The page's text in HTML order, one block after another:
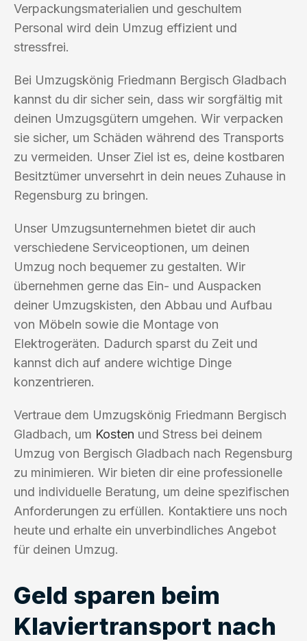
Verpackungsmaterialien und geschultem
Personal wird dein Umzug effizient und
stressfrei.
Bei Umzugskönig Friedmann Bergisch Gladbach
kannst du dir sicher sein, dass wir sorgfältig mit
deinen Umzugsgütern umgehen. Wir verpacken
sie sicher, um Schäden während des Transports
zu vermeiden. Unser Ziel ist es, deine kostbaren
Besitztümer unversehrt in dein neues Zuhause in
Regensburg zu bringen.
Unser Umzugsunternehmen bietet dir auch
verschiedene Serviceoptionen, um deinen
Umzug noch bequemer zu gestalten. Wir
übernehmen gerne das Ein- und Auspacken
deiner Umzugskisten, den Abbau und Aufbau
von Möbeln sowie die Montage von
Elektrogeräten. Dadurch sparst du Zeit und
kannst dich auf andere wichtige Dinge
konzentrieren.
Vertraue dem Umzugskönig Friedmann Bergisch
Gladbach, um Kosten und Stress bei deinem
Umzug von Bergisch Gladbach nach Regensburg
zu minimieren. Wir bieten dir eine professionelle
und individuelle Beratung, um deine spezifischen
Anforderungen zu erfüllen. Kontaktiere uns noch
heute und erhalte ein unverbindliches Angebot
für deinen Umzug.
Geld sparen beim
Klaviertransport nach